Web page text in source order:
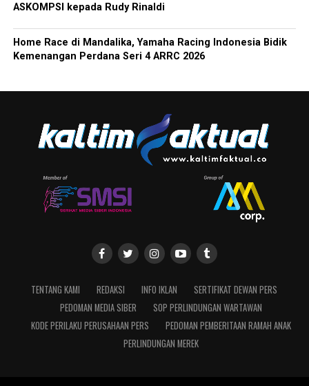
ASKOMPSI kepada Rudy Rinaldi
Home Race di Mandalika, Yamaha Racing Indonesia Bidik
Kemenangan Perdana Seri 4 ARRC 2026
TENTANG KAMI REDAKSI INFO IKLAN
SERTIFIKAT DEWAN PERS
PEDOMAN MEDIA SIBER
SOP PERLINDUNGAN WARTAWAN
KODE PERILAKU PERUSAHAAN PERS
PEDOMAN PEMBERITAAN RAMAH ANAK
PERLINDUNGAN MEREK